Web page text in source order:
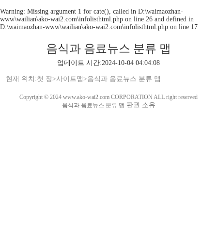
Warning: Missing argument 1 for cate(), called in D:\waimaozhan-
www\wailian\ako-wai2.com\infolisthtml.php on line 26 and defined in
D:\waimaozhan-www\wailian\ako-wai2.com\infolisthtml.php on line 17
음식과 음료뉴스 분류 맵
업데이트 시간:2024-10-04 04:04:08
현재 위치:첫 장>사이트맵>음식과 음료뉴스 분류 맵
Copyright © 2024 www.ako-wai2.com CORPORATION ALL right reserved
음식과 음료뉴스 분류 맵 판권 소유